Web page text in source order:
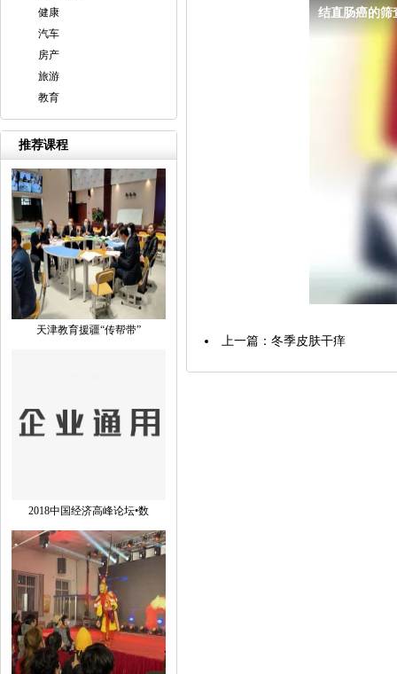
健康
汽车
房产
旅游
教育
推荐课程
天津教育援疆“传帮带”
2018中国经济高峰论坛•数
上一篇： 冬季皮肤干痒